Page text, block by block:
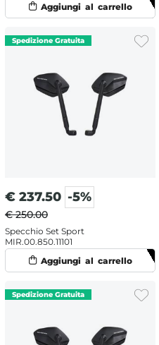
€ 237.50 -5%
€ 250.00
Specchio Set Sport
MIR.00.850.11101